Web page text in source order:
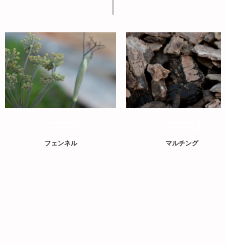
フェンネル マルチング